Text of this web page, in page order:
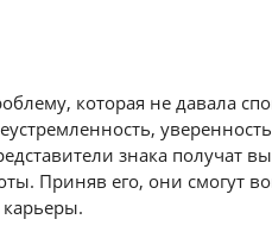
которая не давала
знака получат
Приняв его, они смогут